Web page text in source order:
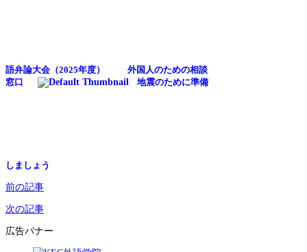
語弁論大会（2025年度）
外国人のための相談
窓口
地震のために準備
しましょう
前の記事
次の記事
広告バナー